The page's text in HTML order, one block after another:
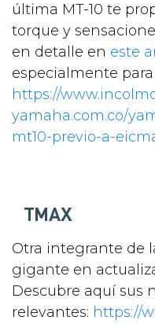
última MT-10 te
torque y
en detalle en este
especialmente
https://
yamaha.com.co/
mt10-previo-a-
TMAX
Otra integrante de
gigante en
Descubre aquí sus
relevantes: https://